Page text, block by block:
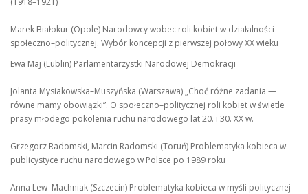
Marek Białokur (Opole) Narodowcy wobec roli kobiet w działalności
społeczno–politycznej. Wybór koncepcji z pierwszej połowy XX wieku
Ewa Maj (Lublin) Parlamentarzystki Narodowej Demokracji
Jolanta Mysiakowska–Muszyńska (Warszawa) „Choć różne zadania —
równe mamy obowiązki”. O społeczno–politycznej roli kobiet w świetle
prasy młodego pokolenia ruchu narodowego lat 20. i 30. XX w.
Grzegorz Radomski, Marcin Radomski (Toruń) Problematyka kobieca w
publicystyce ruchu narodowego w Polsce po 1989 roku
Anna Lew–Machniak (Szczecin) Problematyka kobieca w myśli politycznej